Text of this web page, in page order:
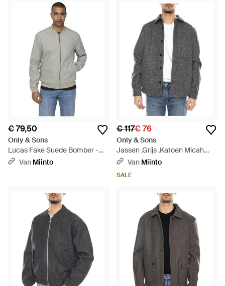
€ 79,50
Only & Sons
Lucas Fake Suede Bomber -
GrijsVan Miinto
€ 117€ 76
Only & Sons
Jassen ,Grijs ,Katoen Micah
Overshirt - Grijs
Van Miinto
SALE